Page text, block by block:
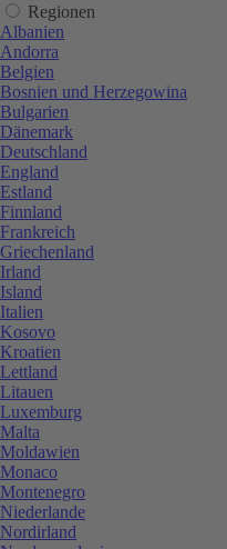
Regionen
Albanien
Andorra
Belgien
Bosnien und Herzegowina
Bulgarien
Dänemark
Deutschland
England
Estland
Finnland
Frankreich
Griechenland
Irland
Island
Italien
Kosovo
Kroatien
Lettland
Litauen
Luxemburg
Malta
Moldawien
Monaco
Montenegro
Niederlande
Nordirland